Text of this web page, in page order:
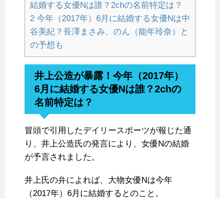
結婚する女優Nは誰？2chの名前特定は？
2 今年（2017年）6月に結婚する女優Nは中
谷美紀？長澤まさみ、のん（能年玲奈）と
の予想も
井上公造が暴露！今年（2017年）
6月に結婚する女優Nは誰？2chの
名前特定は？
冒頭で引用したデイリースポーツが報じた通
り、井上公造氏の発言により、女優Nの結婚
が予言されました。
井上氏の弁によれば、大物女優Nは今年
（2017年）6月に結婚するとのこと。